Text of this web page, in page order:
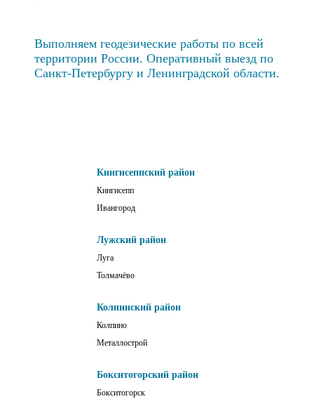
Выполняем геодезические работы по всей
территории России. Оперативный выезд по
Санкт-Петербургу и Ленинградской области.
Кингисеппский район
Кингисепп
Ивангород
Лужский район
Луга
Толмачёво
Колпинский район
Колпино
Металлострой
Бокситогорский район
Бокситогорск